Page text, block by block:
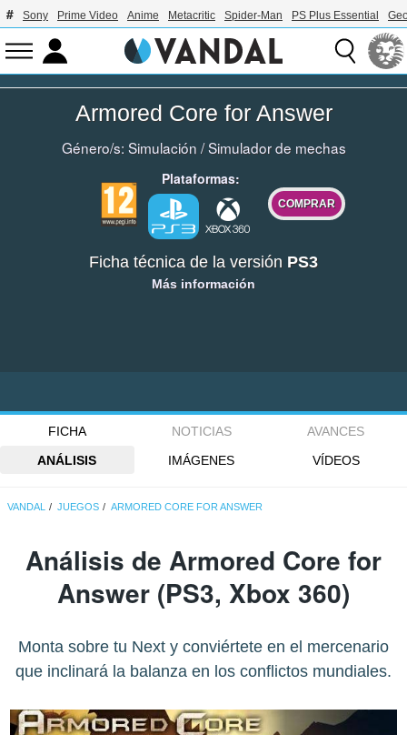
Sony Prime Video Anime Metacritic Spider-Man PS Plus Essential
Armored Core for Answer
Género/s: Simulación /Simulador de mechas
Plataformas:
COMPRAR
Ficha técnica de la versión PS3
Más información
FICHA NOTICIAS
AVANCES
ANÁLISIS
IMÁGENES VÍDEOS
VANDAL JUEGOS ARMORED CORE FOR ANSWER
Análisis de Armored Core for
Answer (PS3, Xbox 360)
Monta sobre tu Next y conviértete en el mercenario
que inclinará la balanza en los conflictos mundiales.